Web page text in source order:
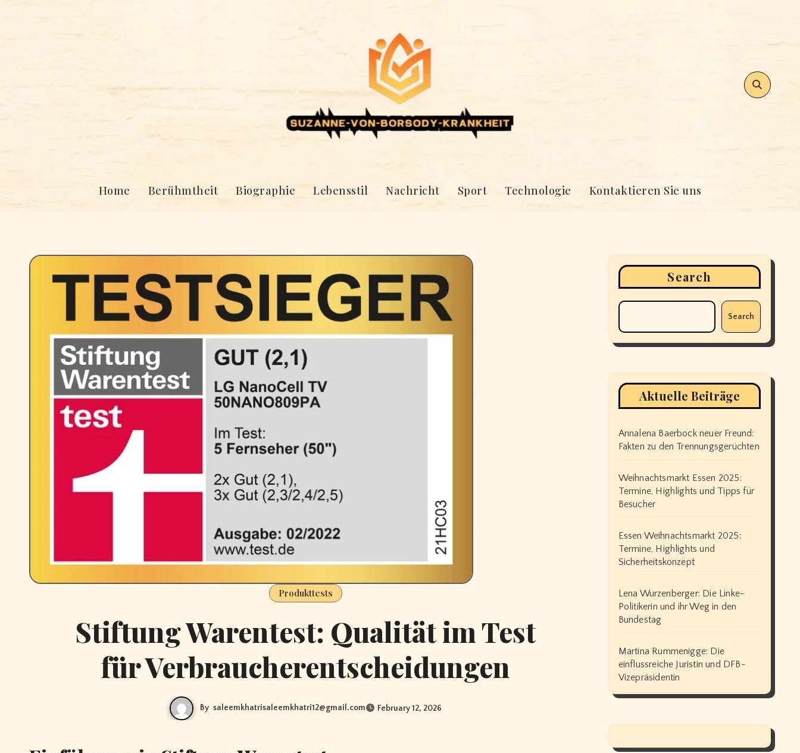
Home Berühmtheit Biographie Lebensstil Nachricht Sport Technologie Kontaktieren Sie uns
Produkttests
Stiftung Warentest: Qualität im Test
für Verbraucherentscheidungen
By saleemkhatrisaleemkhatri12@gmail.com February 12, 2026
Search
Search
Aktuelle Beiträge
Annalena Baerbock neuer Freund:
Fakten zu den Trennungsgerüchten
Weihnachtsmarkt Essen 2025:
Termine, Highlights und Tipps für
Besucher
Essen Weihnachtsmarkt 2025:
Termine, Highlights und
Sicherheitskonzept
Lena Wurzenberger: Die Linke-
Politikerin und ihr Weg in den
Bundestag
Martina Rummenigge: Die
einflussreiche Juristin und DFB-
Vizepräsidentin